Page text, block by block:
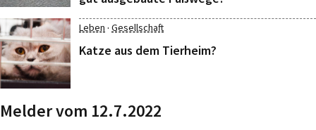
Leben · Gesellschaft
Katze aus dem Tierheim?
Melder vom 12.7.2022